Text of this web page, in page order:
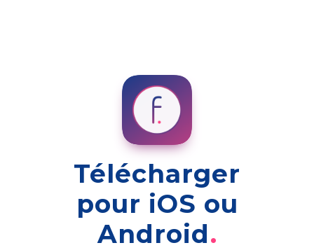
Télécharger
pour iOS ou
Android